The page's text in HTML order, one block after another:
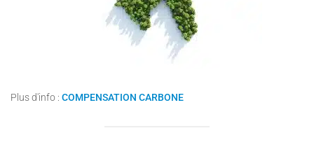
Plus d'info : COMPENSATION CARBONE